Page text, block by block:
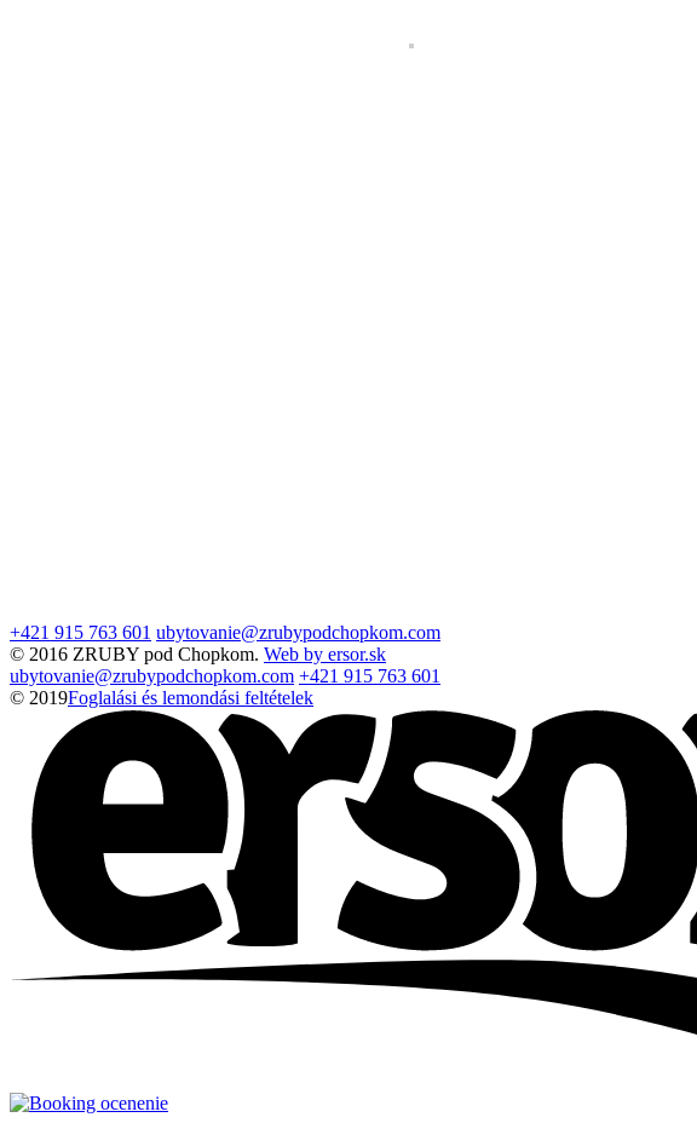
+421 915 763 601 ubytovanie@zrubypodchopkom.com
© 2016 ZRUBY pod Chopkom. Web by ersor.sk
ubytovanie@zrubypodchopkom.com +421 915 763 601
© 2019Foglalási és lemondási feltételek